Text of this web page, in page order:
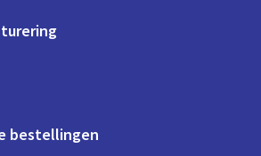
bestellingen